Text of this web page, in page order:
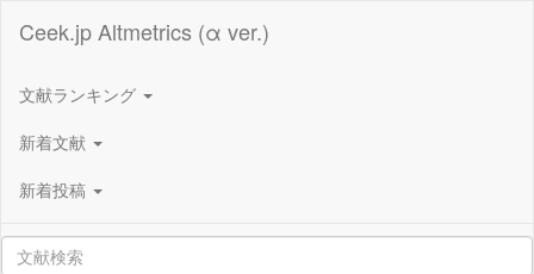
Ceek.jp Altmetrics (α ver.)
文献ランキング
新着文献
新着投稿